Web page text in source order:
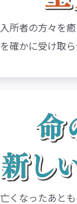
入所者の方々を
を確かに受け取ら
亡くなったあと